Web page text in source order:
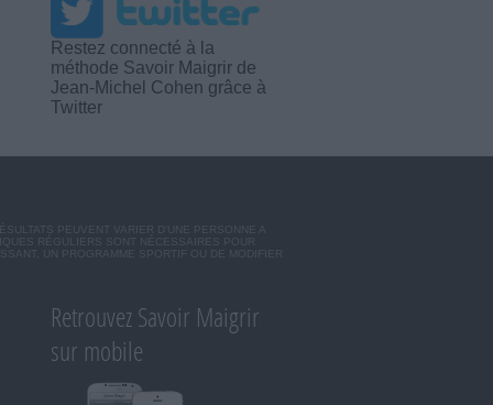
Restez connecté à la
méthode Savoir Maigrir de
Jean-Michel Cohen grâce à
Twitter
PEUVENT VARIER D'UNE PERSONNE A
RÉGULIERS SONT NÉCESSAIRES POUR
UN PROGRAMME SPORTIF OU DE MODIFIER
Retrouvez Savoir Maigrir
sur mobile